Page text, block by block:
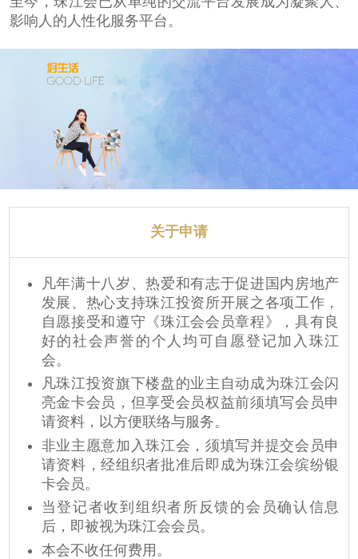
影响人的人性化服务平台。
关于申请
凡年满十八岁、热爱和有志于促进国内房地产
发展、热心支持珠江投资所开展之各项工作，
自愿接受和遵守《珠江会会员章程》，具有良
好的社会声誉的个人均可自愿登记加入珠江
会。
凡珠江投资旗下楼盘的业主自动成为珠江会闪
亮金卡会员，但享受会员权益前须填写会员申
请资料，以方便联络与服务。
非业主愿意加入珠江会，须填写并提交会员申
请资料，经组织者批准后即成为珠江会缤纷银
卡会员。
当登记者收到组织者所反馈的会员确认信息
后，即被视为珠江会会员。
本会不收任何费用。